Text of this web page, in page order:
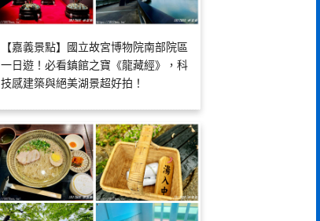
【嘉義景點】國立故宮博物院南部院區
一日遊！必看鎮館之寶《龍藏經》，科
技感建築與絕美湖景超好拍！